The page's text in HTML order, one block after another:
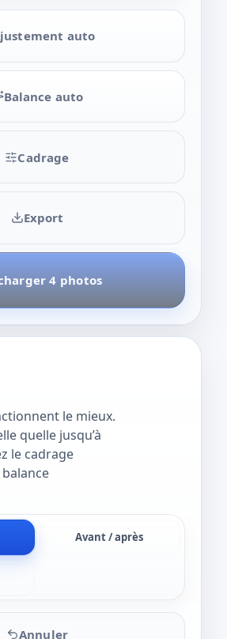
auto
Balance auto
Cadrage
4 photos
Export
le mieux.
quelle jusqu’à
le cadrage
Avant / après
Annuler